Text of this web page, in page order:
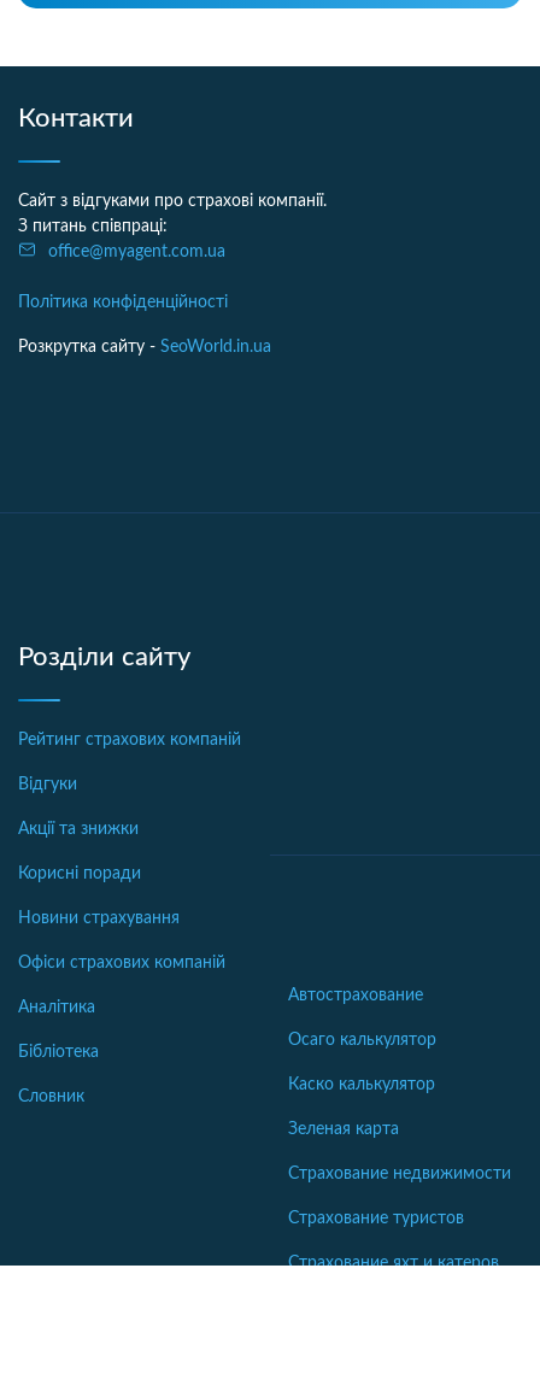
Контакти
Сайт з відгуками про страхові компанії.
З питань співпраці:
office@myagent.com.ua
Політика конфіденційності
Розкрутка сайту - SeoWorld.in.ua
Розділи сайту
Рейтинг страхових компаній
Відгуки
Акції та знижки
Корисні поради
Новини страхування
Офіси страхових компаній
Аналітика
Бібліотека
Словник
Автострахование
Осаго калькулятор
Каско калькулятор
Зеленая карта
Страхование недвижимости
Страхование туристов
Страхование яхт и катеров